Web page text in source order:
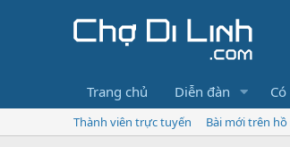
Trang chủ Diễn đàn
Thành viên trực tuyến Bài mới trên hồ